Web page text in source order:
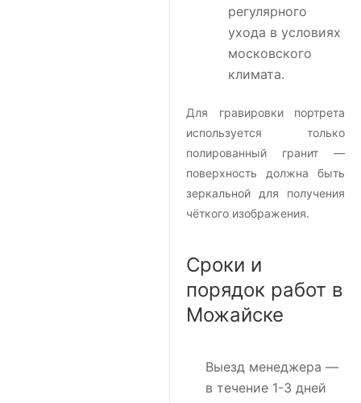
регулярного
ухода в условиях
московского
климата.
Для гравировки портрета
используется только
полированный гранит —
поверхность должна быть
зеркальной для получения
чёткого изображения.
Сроки и
порядок работ в
Можайске
Выезд менеджера —
в течение 1-3 дней